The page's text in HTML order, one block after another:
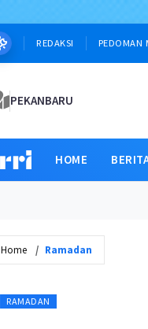
REDAKSI PEDOMAN
PEKANBARU
HOME
Home Ramadan
RAMADAN